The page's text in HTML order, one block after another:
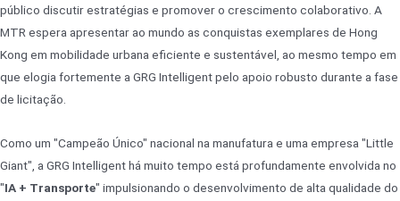
público discutir estratégias e promover o crescimento colaborativo. A
MTR espera apresentar ao mundo as conquistas exemplares de Hong
Kong em mobilidade urbana eficiente e sustentável, ao mesmo tempo em
que elogia fortemente a GRG Intelligent pelo apoio robusto durante a fase
de licitação.
Como um "Campeão Único" nacional na manufatura e uma empresa "Little
Giant", a GRG Intelligent há muito tempo está profundamente envolvida no
"IA + Transporte" impulsionando o desenvolvimento de alta qualidade do